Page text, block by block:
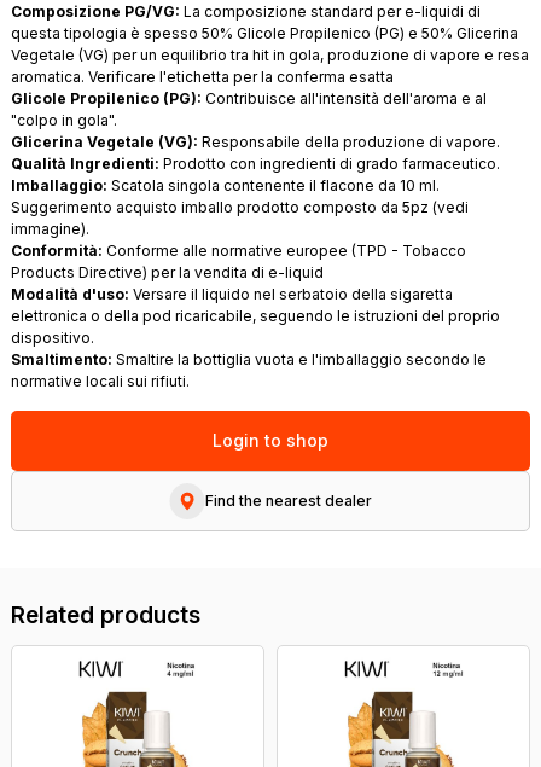
Composizione PG/VG: La composizione standard per e-liquidi di
questa tipologia è spesso 50% Glicole Propilenico (PG) e 50% Glicerina
Vegetale (VG) per un equilibrio tra hit in gola, produzione di vapore e resa
aromatica. Verificare l'etichetta per la conferma esatta
Glicole Propilenico (PG): Contribuisce all'intensità dell'aroma e al
"colpo in gola".
Glicerina Vegetale (VG): Responsabile della produzione di vapore.
Qualità Ingredienti: Prodotto con ingredienti di grado farmaceutico.
Imballaggio: Scatola singola contenente il flacone da 10 ml.
Suggerimento acquisto imballo prodotto composto da 5pz (vedi
immagine).
Conformità: Conforme alle normative europee (TPD - Tobacco
Products Directive) per la vendita di e-liquid
Modalità d'uso: Versare il liquido nel serbatoio della sigaretta
elettronica o della pod ricaricabile, seguendo le istruzioni del proprio
dispositivo.
Smaltimento: Smaltire la bottiglia vuota e l'imballaggio secondo le
normative locali sui rifiuti.
Login to shop
Find the nearest dealer
Related products